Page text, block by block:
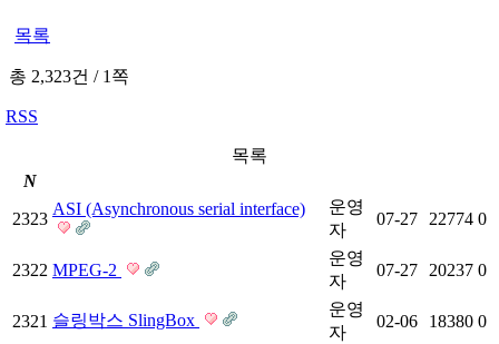
목록
총 2,323건 /1쪽
RSS
목록
N
2323
ASI (Asynchronous serial interface)
운영
자
07-27 22774 0
2322 MPEG-2
운영
자
07-27 20237 0
2321 슬링박스 SlingBox
운영
자
02-06 18380 0